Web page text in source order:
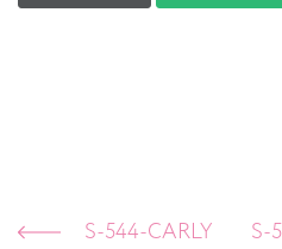
S-544-CARLY S-